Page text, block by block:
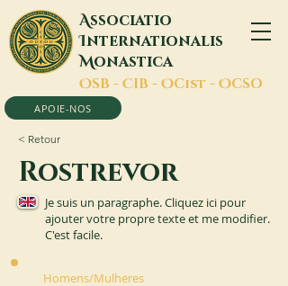
Associatio
Internationalis
Monastica
OSB - CIB - OCist - OCSO
APOIE-NOS
< Retour
Rostrevor
Je suis un paragraphe. Cliquez ici pour
ajouter votre propre texte et me modifier.
C'est facile.
Homens/Mulheres